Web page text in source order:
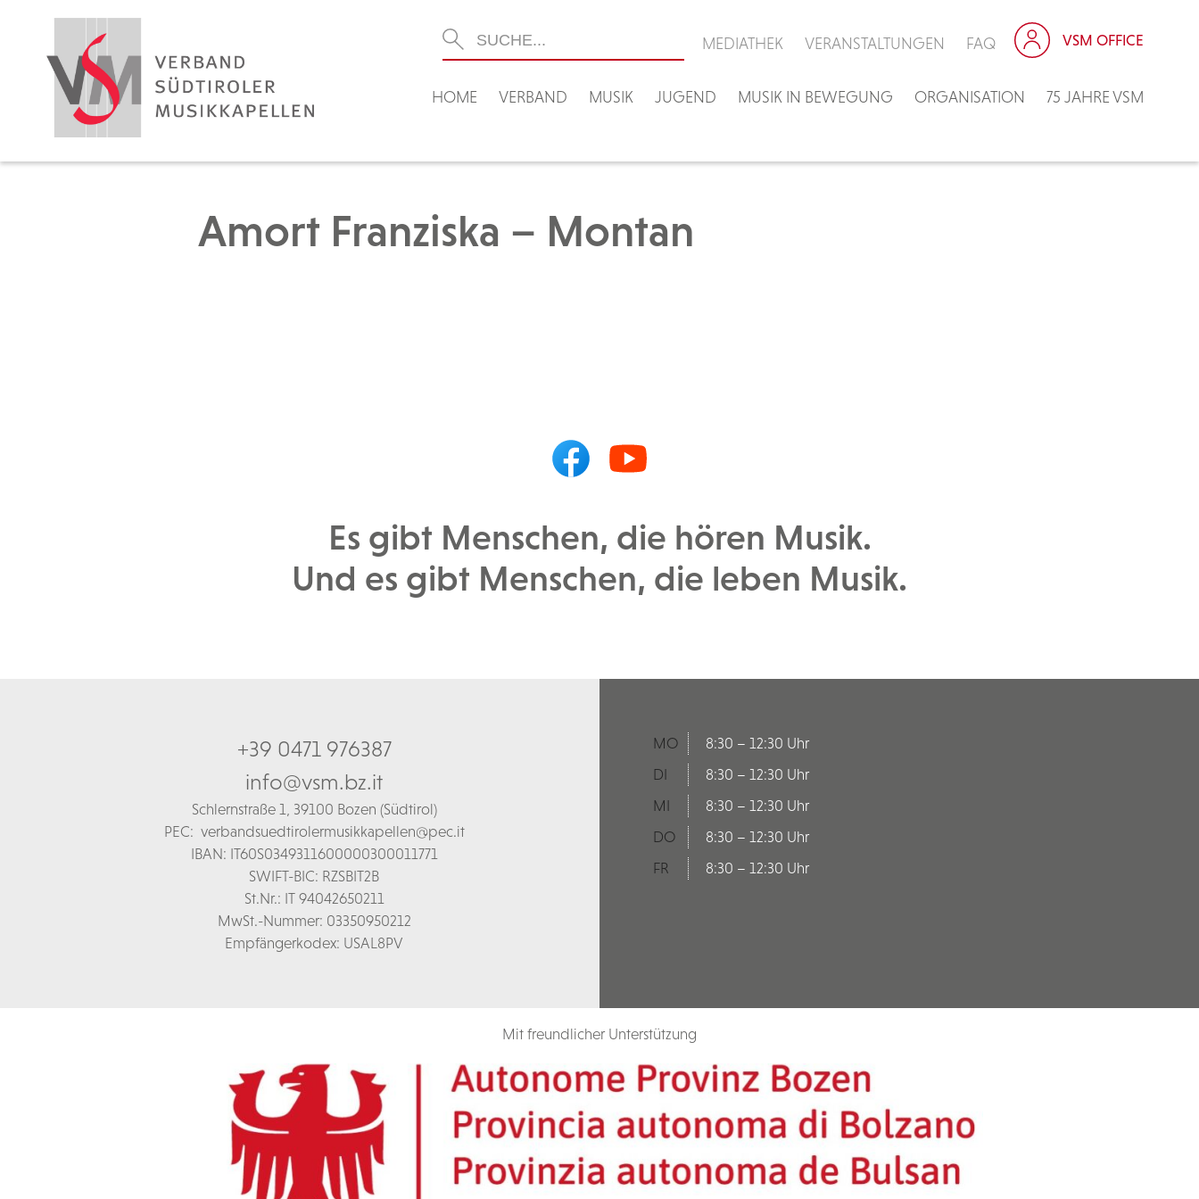
HOME VERBAND MUSIK JUGEND MUSIK IN BEWEGUNG ORGANISATION 75 JAHRE VSM
MEDIATHEK VERANSTALTUNGEN FAQ VSM OFFICE
Amort Franziska – Montan
Es gibt Menschen, die hören Musik.
Und es gibt Menschen, die leben Musik.
+39 0471 976387
info@vsm.bz.it
Schlernstraße 1, 39100 Bozen (Südtirol)
PEC: verbandsuedtirolermusikkapellen@pec.it
IBAN: IT60S0349311600000300011771
SWIFT-BIC: RZSBIT2B
St.Nr.: IT 94042650211
MwSt.-Nummer: 03350950212
Empfängerkodex: USAL8PV
MO
8:30 – 12:30 Uhr
DI
8:30 – 12:30 Uhr
MI
8:30 – 12:30 Uhr
DO
8:30 – 12:30 Uhr
FR
8:30 – 12:30 Uhr
Mit freundlicher Unterstützung